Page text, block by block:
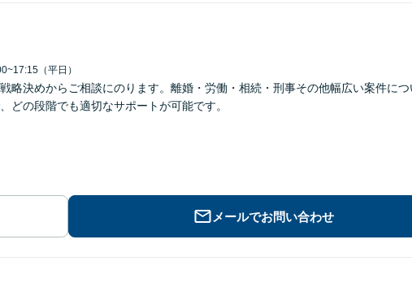
（平日）
略決めからご相談にのります。離婚・労働・相続・刑事その他幅広い案件に
どの段階でも適切なサポートが可能です。
メールでお問い合わせ